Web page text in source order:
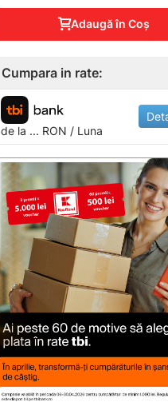
Adaugă în Coş
Cumpara in rate:
de la ... RON / Luna